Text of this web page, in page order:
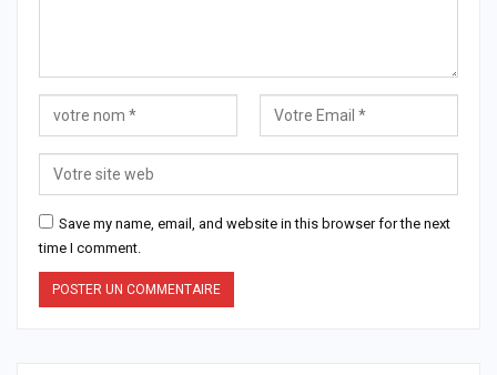
Save my name, email, and website in this browser for the next
time I comment.